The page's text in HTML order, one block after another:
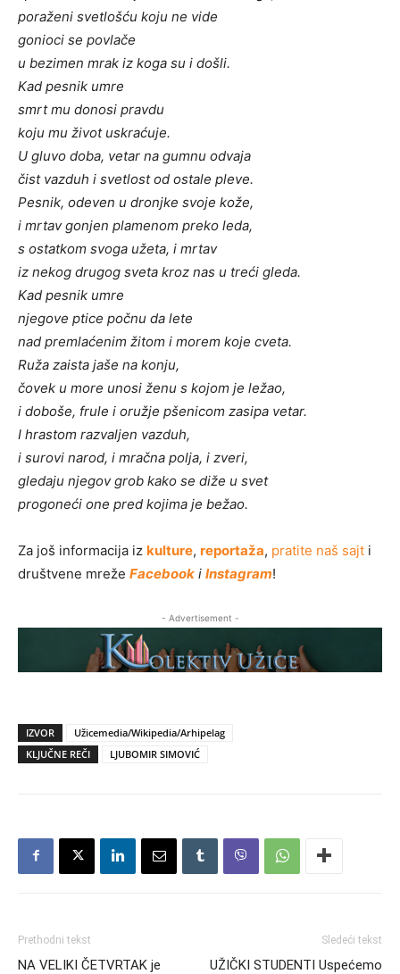
poraženi svetlošću koju ne vide
gonioci se povlače
u bezimen mrak iz koga su i došli.
Kad pesnik umre
smrt mu donosi pravdu
koju mu život uskraćuje.
U gluvo doba, vetar na gumnu odvaja
čist vazduh i svetlost od ostale pleve.
Pesnik, odeven u dronjke svoje kože,
i mrtav gonjen plamenom preko leda,
s ostatkom svoga užeta, i mrtav
iz nekog drugog sveta kroz nas u treći gleda.
Kad pesnik umre
njegove ptice počnu da lete
nad premlaćenim žitom i morem koje cveta.
Ruža zaista jaše na konju,
čovek u more unosi ženu s kojom je ležao,
i doboše, frule i oružje pšenicom zasipa vetar.
I hrastom razvaljen vazduh,
i surovi narod, i mračna polja, i zveri,
gledaju njegov grob kako se diže u svet
progoneći one pred kojima je bežao.
Za još informacija iz kulture, reportaža, pratite naš sajt i
društvene mreže Facebook i Instagram!
- Advertisement -
IZVOR
Užicemedia/Wikipedia/Arhipelag
KLJUČNE REČI
LJUBOMIR SIMOVIĆ
Prethodni tekst
NA VELIKI ČETVRTAK je
Sledeći tekst
UŽIČKI STUDENTI Uspećemo